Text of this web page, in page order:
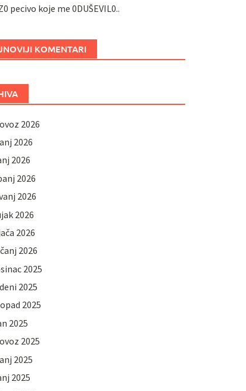
pecivo koje me 0DUŠEVIL0..
KOMENTARI
2026
2026
2026
2026
2026
2026
2026
2026
2025
2025
2025
2025
2025
2025
2025